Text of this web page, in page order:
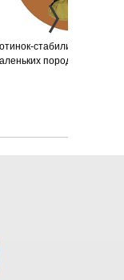
стабилизатор для
пород для